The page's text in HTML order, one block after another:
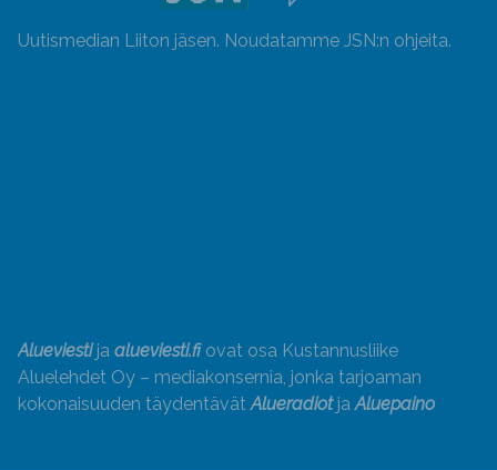
Uutismedian Liiton jäsen. Noudatamme JSN:n ohjeita.
Alueviestija alueviesti.fiovat osa Kustannusliike
Aluelehdet Oy – mediakonsernia, jonka tarjoaman
kokonaisuuden täydentävätAlueradiotjaAluepaino